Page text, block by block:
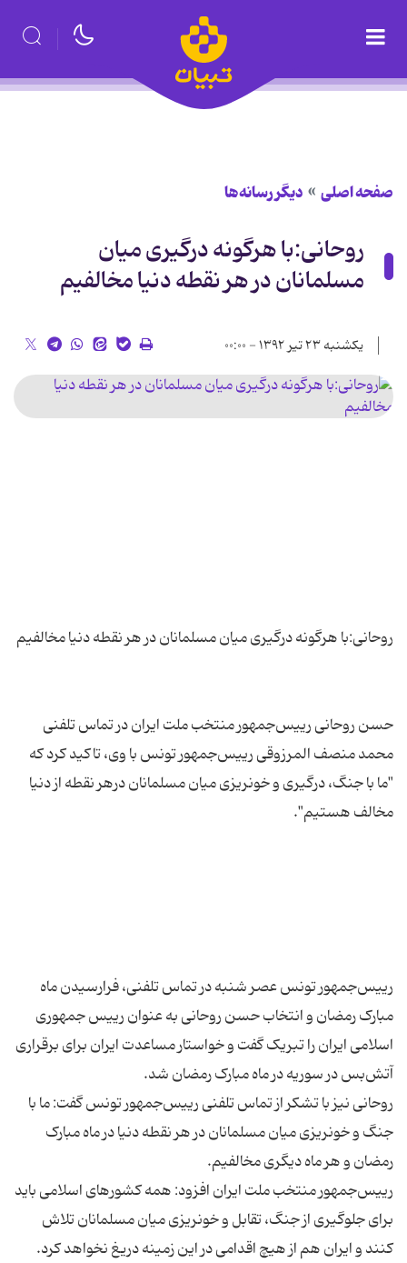
صفحه اصلی دیگر رسانه‌ها
روحانی:با هرگونه درگیری میان
مسلمانان در هر نقطه دنیا مخالفیم
یکشنبه ۲۳ تیر ۱۳۹۲ - ۰۰:۰۰
حسن روحانی رییس‌جمهور منتخب ملت ایران در تماس تلفنی
محمد منصف المرزوقی رییس‌جمهور تونس با وی، تاکید کرد که
"ما با جنگ، درگیری و خونریزی میان مسلمانان درهر نقطه از دنیا
رییس‌جمهور تونس عصر شنبه در تماس تلفنی، فرارسیدن ماه
مبارک رمضان و انتخاب حسن روحانی به عنوان رییس جمهوری
اسلامی ایران را تبریک گفت و خواستار مساعدت ایران برای برقراری
روحانی نیز با تشکر از تماس تلفنی رییس‌جمهور تونس گفت: ما با
جنگ و خونریزی میان مسلمانان در هر نقطه دنیا در ماه مبارک
رییس‌جمهور منتخب ملت ایران افزود: همه کشورهای اسلامی باید
برای جلوگیری از جنگ، تقابل و خونریزی میان مسلمانان تلاش